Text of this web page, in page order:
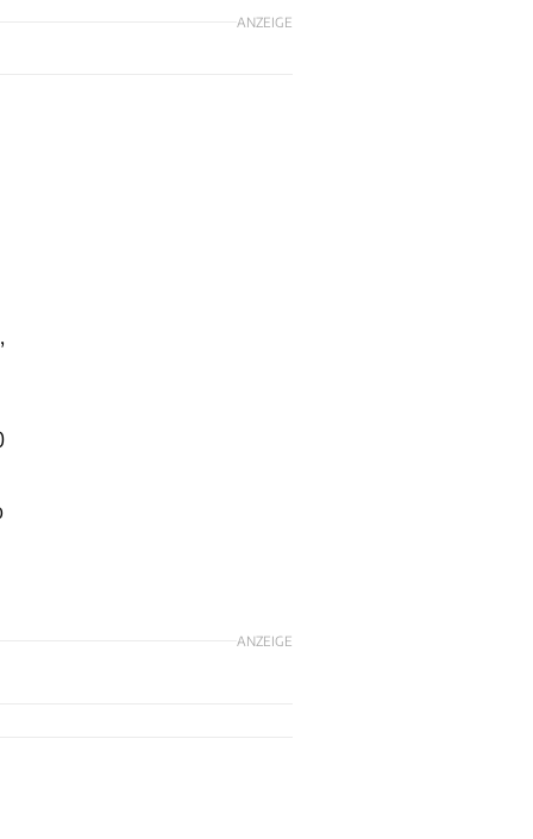
ANZEIGE
ANZEIGE